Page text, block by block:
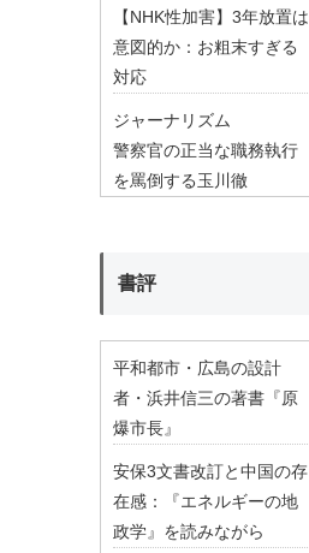
【NHK性加害】3年放置は
意図的か：お粗末すぎる
対応
ジャーナリズム
警察官の正当な職務執行
を罵倒する玉川徹
書評
平和都市・広島の設計
者・浜井信三の著書『原
爆市長』
安保3文書改訂と中国の存
在感：『エネルギーの地
政学』を読みながら